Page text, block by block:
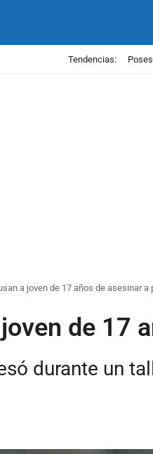
Tendencias:
a joven de 17 años de asesinar
de 17
durante un